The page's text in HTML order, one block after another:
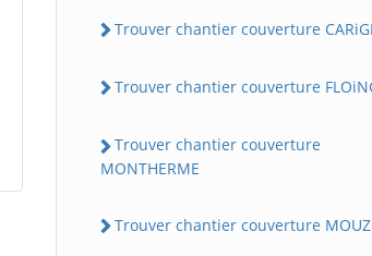
Trouver chantier couverture
Trouver chantier couverture
Trouver chantier couverture
MONTHERME
Trouver chantier couverture